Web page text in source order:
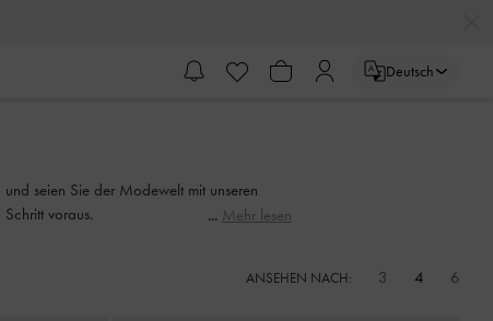
Deutsch
seien Sie der Modewelt mit unseren
voraus.
Mehr lesen
ANSEHEN NACH: 3 4 6